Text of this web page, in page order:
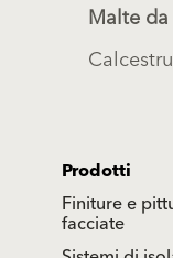
Malte
Prodotti
Finiture e
facciate